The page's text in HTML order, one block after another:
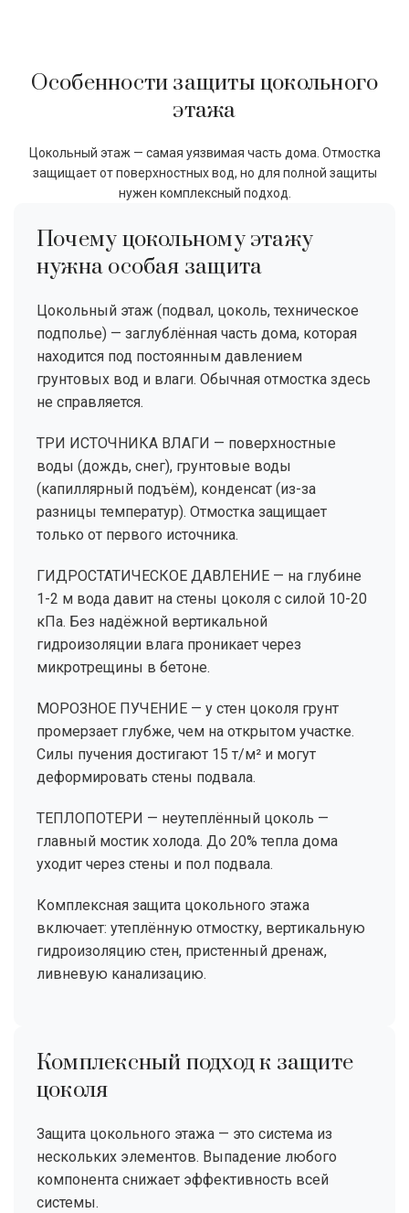
Особенности защиты цокольного
этажа
Цокольный этаж — самая уязвимая часть дома. Отмостка
защищает от поверхностных вод, но для полной защиты
нужен комплексный подход.
Почему цокольному этажу
нужна особая защита
Цокольный этаж (подвал, цоколь, техническое
подполье) — заглублённая часть дома, которая
находится под постоянным давлением
грунтовых вод и влаги. Обычная отмостка здесь
не справляется.
ТРИ ИСТОЧНИКА ВЛАГИ — поверхностные
воды (дождь, снег), грунтовые воды
(капиллярный подъём), конденсат (из-за
разницы температур). Отмостка защищает
только от первого источника.
ГИДРОСТАТИЧЕСКОЕ ДАВЛЕНИЕ — на глубине
1-2 м вода давит на стены цоколя с силой 10-20
кПа. Без надёжной вертикальной
гидроизоляции влага проникает через
микротрещины в бетоне.
МОРОЗНОЕ ПУЧЕНИЕ — у стен цоколя грунт
промерзает глубже, чем на открытом участке.
Силы пучения достигают 15 т/м² и могут
деформировать стены подвала.
ТЕПЛОПОТЕРИ — неутеплённый цоколь —
главный мостик холода. До 20% тепла дома
уходит через стены и пол подвала.
Комплексная защита цокольного этажа
включает: утеплённую отмостку, вертикальную
гидроизоляцию стен, пристенный дренаж,
ливневую канализацию.
Комплексный подход к защите
цоколя
Защита цокольного этажа — это система из
нескольких элементов. Выпадение любого
компонента снижает эффективность всей
системы.